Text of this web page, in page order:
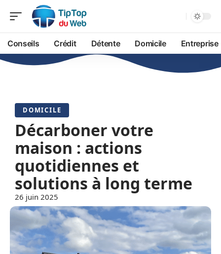
Conseils Crédit Détente Domicile Entreprise
DOMICILE
Décarboner votre
maison : actions
quotidiennes et
solutions à long terme
26 juin 2025